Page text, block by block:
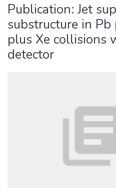
Publication: Jet
substructure in Pb
plus Xe collisions
detector